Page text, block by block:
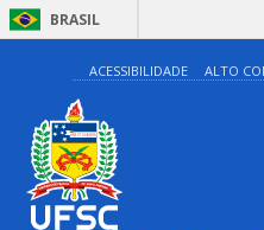
BRASIL
ACESSIBILIDADE ALTO